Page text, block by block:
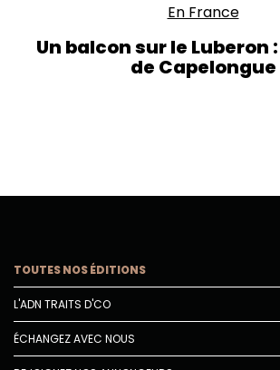
En France
Un balcon sur le Luberon
de Capelongue
TOUTES NOS ÉDITIONS
L'ADN TRAITS D'CO
ÉCHANGEZ AVEC NOUS